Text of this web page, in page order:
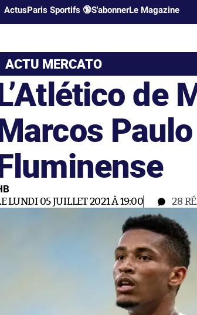
ActusParis Sportifs 🔞S'abonnerLe Magazine
ACTU MERCATO
de
LUNDI 05 JUILLET 2021 À 19:00 28